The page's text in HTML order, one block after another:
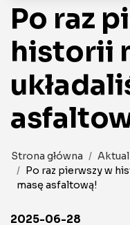
Po raz
historii
Strona główna
Po raz pierwszy w
masę asfaltową!
2025-06-28